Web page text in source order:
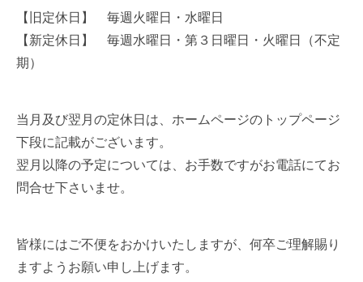
【旧定休日】 毎週火曜日・水曜日
【新定休日】 毎週水曜日・第３日曜日・火曜日（不定
期）
当月及び翌月の定休日は、ホームページのトップページ
下段に記載がございます。
翌月以降の予定については、お手数ですがお電話にてお
問合せ下さいませ。
皆様にはご不便をおかけいたしますが、何卒ご理解賜り
ますようお願い申し上げます。